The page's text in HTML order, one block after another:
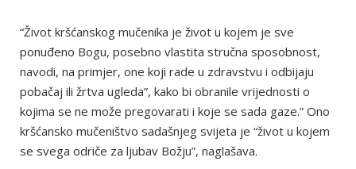
“Život kršćanskog mučenika je život u kojem je sve
ponuđeno Bogu, posebno vlastita stručna sposobnost,
navodi, na primjer, one koji rade u zdravstvu i odbijaju
pobačaj ili žrtva ugleda”, kako bi obranile vrijednosti o
kojima se ne može pregovarati i koje se sada gaze.” Ono
kršćansko mučeništvo sadašnjeg svijeta je “život u kojem
se svega odriče za ljubav Božju”, naglašava.